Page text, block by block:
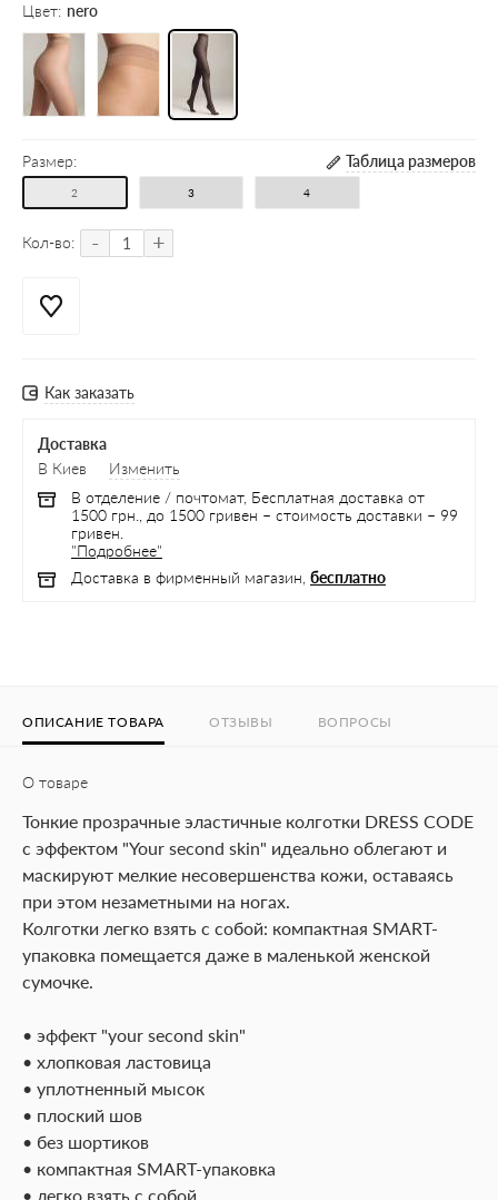
Цвет: nero
Размер: Таблица размеров
2 3 4
Кол-во: - +
Как заказать
Доставка
В Киев
Изменить
В отделение / почтомат, Бесплатная доставка от
1500 грн., до 1500 гривен – стоимость доставки – 99
гривен.
"Подробнее"
Доставка в фирменный магазин, бесплатно
ОПИСАНИЕ ТОВАРА ОТЗЫВЫ ВОПРОСЫ
О товаре
Тонкие прозрачные эластичные колготки DRESS CODE
с эффектом "Your second skin" идеально облегают и
маскируют мелкие несовершенства кожи, оставаясь
при этом незаметными на ногах.
Колготки легко взять с собой: компактная SMART-
упаковка помещается даже в маленькой женской
сумочке.
• эффект "your second skin"
• хлопковая ластовица
• уплотненный мысок
• плоский шов
• без шортиков
• компактная SMART-упаковка
• легко взять с собой